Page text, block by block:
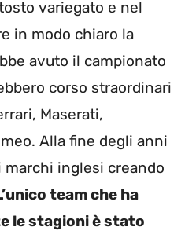
variegato e nel
in modo chiaro la
avuto il campionato
corso straordinari
Maserati,
Alla fine degli anni
marchi inglesi creando
team che ha
le stagioni è stato